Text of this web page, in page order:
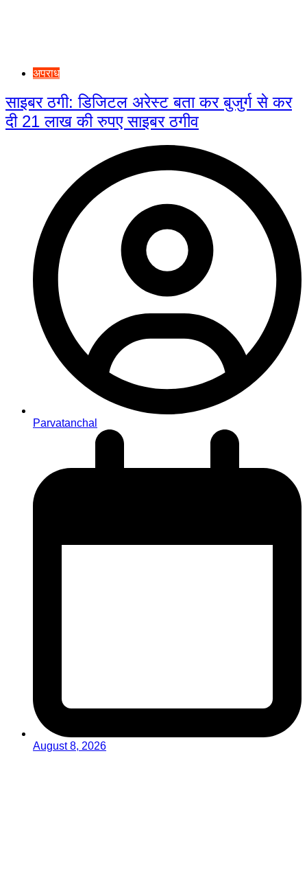
अपराध
साइबर ठगी: डिजिटल अरेस्ट बता कर बुजुर्ग से कर
दी 21 लाख की रुपए साइबर ठगीव
Parvatanchal
August 8, 2026